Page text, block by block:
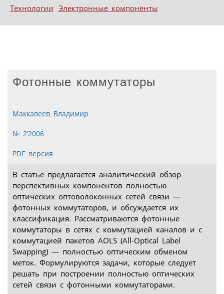
Технологии Электронные компоненты
Фотонные коммутаторы
Маккавеев Владимир
№ 2’2006
PDF версия
В статье предлагается аналитический обзор
перспективных компонентов полностью
оптических оптоволоконных сетей связи —
фотонных коммутаторов, и обсуждается их
классификация. Рассматриваются фотонные
коммутаторы в сетях с коммутацией каналов и с
коммутацией пакетов AOLS (All-Optical Label
Swapping) — полностью оптическим обменом
меток. Формулируются задачи, которые следует
решать при построении полностью оптических
сетей связи с фотонными коммутаторами.